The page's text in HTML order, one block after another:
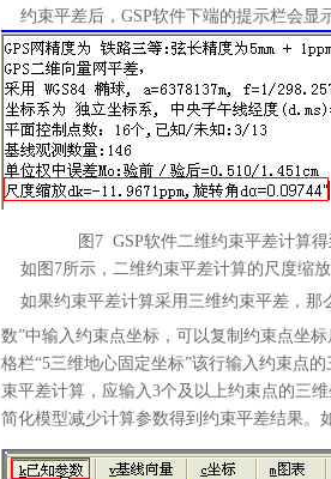
约束平差后，GSP软件下端的提示栏会显
图7 GSP软件二维约束平差计算得
如图7所示，二维约束平差计算的尺度缩
如果约束平差计算采用三维约束平差，那
数”中输入约束点坐标，可以复制约束点坐
格栏“5三维地心固定坐标”该行输入约束点
束平差计算，应输入3个及以上约束点的三
简化模型减少计算参数得到约束平差结果。